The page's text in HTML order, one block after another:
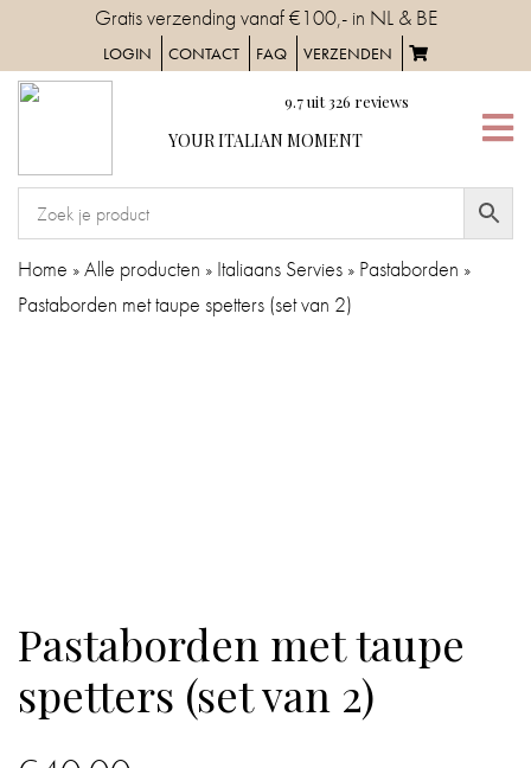
content
Gratis verzending vanaf €100,- in NL & BE
LOGIN CONTACT FAQ VERZENDEN
9.7uit326 reviews
YOUR ITALIAN MOMENT
MOMENT
HOME
SERVIES
BADKAMER
IN
Home »Alle producten » Italiaans Servies » Pastaborden »
Pastaborden met taupe spetters (set van 2)
Pastaborden met taupe
spetters (set van 2)